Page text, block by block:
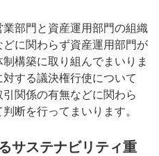
部門と資産運用部門の組織
に関わらず資産運用部門が
構築に取り組んでまいりま
する議決権行使について
関係の有無などに関わら
断を行ってまいります。
サステナビリティ重